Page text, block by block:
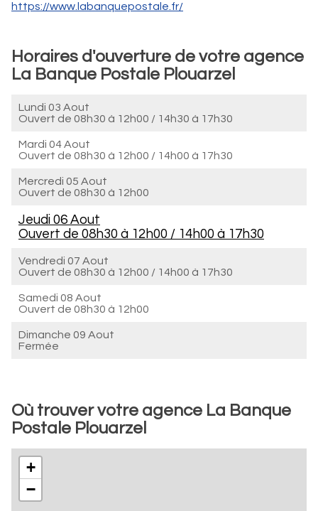
https://www.labanquepostale.fr/
Horaires d'ouverture de votre agence
La Banque Postale Plouarzel
Lundi 03 Aout
Ouvert de 08h30 à 12h00 / 14h30 à 17h30
Mardi 04 Aout
Ouvert de 08h30 à 12h00 / 14h00 à 17h30
Mercredi 05 Aout
Ouvert de 08h30 à 12h00
Jeudi 06 Aout
Ouvert de 08h30 à 12h00 / 14h00 à 17h30
Vendredi 07 Aout
Ouvert de 08h30 à 12h00 / 14h00 à 17h30
Samedi 08 Aout
Ouvert de 08h30 à 12h00
Dimanche 09 Aout
Fermée
Où trouver votre agence La Banque
Postale Plouarzel
+
−